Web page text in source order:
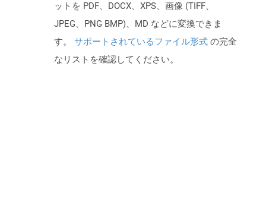
ットを PDF、DOCX、XPS、画像 (TIFF、
JPEG、PNG BMP)、MD などに変換できま
す。 サポートされているファイル形式 の完全
なリストを確認してください。